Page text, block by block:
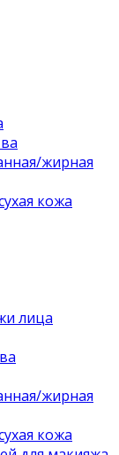
жирная
кожа
лица
жирная
кожа